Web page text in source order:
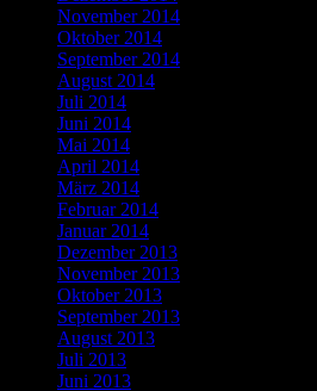
November 2014
Oktober 2014
September 2014
August 2014
Juli 2014
Juni 2014
Mai 2014
April 2014
März 2014
Februar 2014
Januar 2014
Dezember 2013
November 2013
Oktober 2013
September 2013
August 2013
Juli 2013
Juni 2013